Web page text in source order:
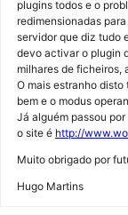
plugins todos e o
redimensionadas
servidor que diz tudo
devo activar o plugin
milhares de ficheiros,
O mais estranho
bem e o modus
Já alguém passou
o site é http://
Muito obrigado por
Hugo Martins